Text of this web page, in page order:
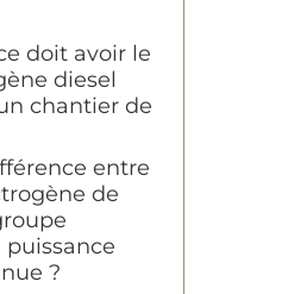
doit avoir le
diesel
chantier de
entre
de
?